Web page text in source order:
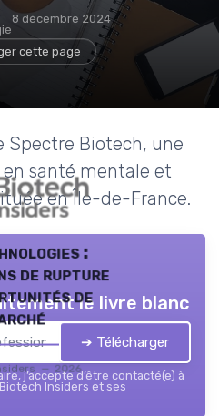
8 décembre 2024
cette page
Spectre Biotech, une
santé mentale et
en Île-de-France.
:
de rupture
de
— 2026
le livre blanc
➔ Télécharger
j’accepte d’être contacté(e) à
Insiders et ses